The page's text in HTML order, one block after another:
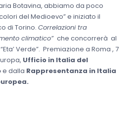
Botavina, abbiamo da poco
del Medioevo” e iniziato il
di Torino. Correlazioni tra
climatico” che concorrerà al
Verde”. Premiazione a Roma , 7
Ufficio in Italia del
e dalla Rappresentanza in Italia